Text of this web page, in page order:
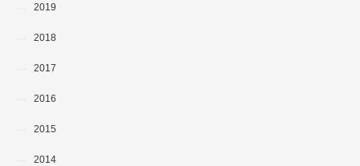
2019
2018
2017
2016
2015
2014